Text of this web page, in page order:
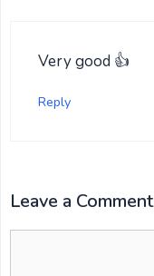
Very good 👍
Reply
Leave a Comment